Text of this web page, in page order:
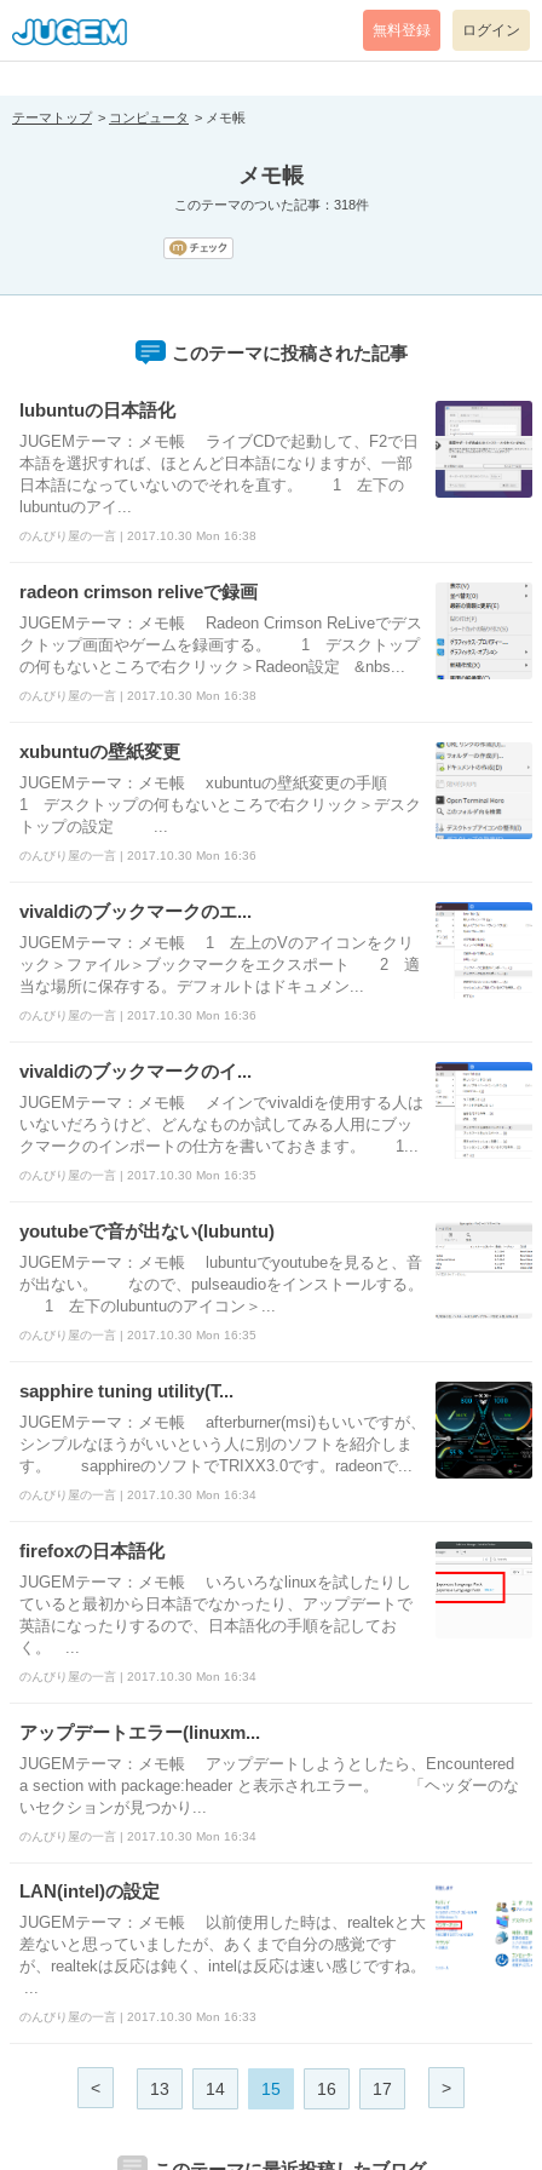
[pear_error: message="Success" code=0 mode=return level=notice
prefix="" info=""]
無料登録 ログイン
テーマトップ コンピュータ メモ帳
メモ帳
このテーマのついた記事：318件
このテーマに投稿された記事
lubuntuの日本語化
JUGEMテーマ：メモ帳 ライブCDで起動して、F2で日
本語を選択すれば、ほとんど日本語になりますが、一部
日本語になっていないのでそれを直す。 1 左下の
lubuntuのアイ...
のんびり屋の一言 | 2017.10.30 Mon 16:38
radeon crimson reliveで録画
JUGEMテーマ：メモ帳 Radeon Crimson ReLiveでデス
クトップ画面やゲームを録画する。 1 デスクトップ
の何もないところで右クリック＞Radeon設定 &nbs...
のんびり屋の一言 | 2017.10.30 Mon 16:38
xubuntuの壁紙変更
JUGEMテーマ：メモ帳 xubuntuの壁紙変更の手順
1 デスクトップの何もないところで右クリック＞デスク
トップの設定 ...
のんびり屋の一言 | 2017.10.30 Mon 16:36
vivaldiのブックマークのエ...
JUGEMテーマ：メモ帳 1 左上のVのアイコンをクリ
ック＞ファイル＞ブックマークをエクスポート 2 適
当な場所に保存する。デフォルトはドキュメン...
のんびり屋の一言 | 2017.10.30 Mon 16:36
vivaldiのブックマークのイ...
JUGEMテーマ：メモ帳 メインでvivaldiを使用する人は
いないだろうけど、どんなものか試してみる人用にブッ
クマークのインポートの仕方を書いておきます。 1...
のんびり屋の一言 | 2017.10.30 Mon 16:35
youtubeで音が出ない(lubuntu)
JUGEMテーマ：メモ帳 lubuntuでyoutubeを見ると、音
が出ない。 なので、pulseaudioをインストールする。
1 左下のlubuntuのアイコン＞...
のんびり屋の一言 | 2017.10.30 Mon 16:35
sapphire tuning utility(T...
JUGEMテーマ：メモ帳 afterburner(msi)もいいですが、
シンプルなほうがいいという人に別のソフトを紹介しま
す。 sapphireのソフトでTRIXX3.0です。radeonで...
のんびり屋の一言 | 2017.10.30 Mon 16:34
firefoxの日本語化
JUGEMテーマ：メモ帳 いろいろなlinuxを試したりし
ていると最初から日本語でなかったり、アップデートで
英語になったりするので、日本語化の手順を記してお
く。 ...
のんびり屋の一言 | 2017.10.30 Mon 16:34
アップデートエラー(linuxm...
JUGEMテーマ：メモ帳 アップデートしようとしたら、Encountered
a section with package:header と表示されエラー。 「ヘッダーのな
いセクションが見つかり...
のんびり屋の一言 | 2017.10.30 Mon 16:34
LAN(intel)の設定
JUGEMテーマ：メモ帳 以前使用した時は、realtekと大
差ないと思っていましたが、あくまで自分の感覚です
が、realtekは反応は鈍く、intelは反応は速い感じですね。
のんびり屋の一言 | 2017.10.30 Mon 16:33
< 13 14 15 16 17 >